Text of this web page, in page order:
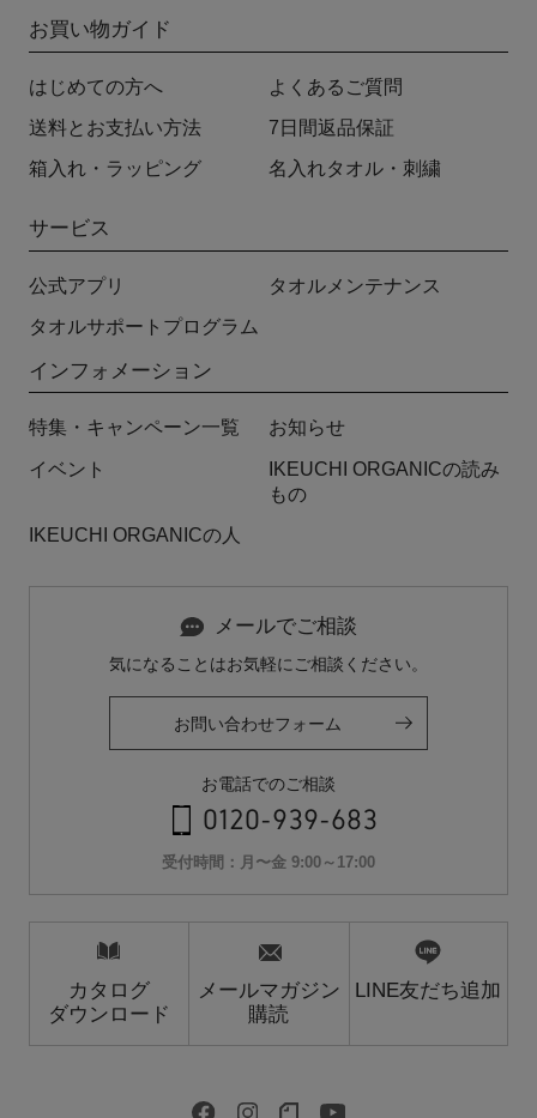
お買い物ガイド
はじめての方へ よくあるご質問
送料とお支払い方法 7日間返品保証
箱入れ・ラッピング 名入れタオル・刺繍
サービス
公式アプリ タオルメンテナンス
タオルサポートプログラム
インフォメーション
特集・キャンペーン一覧 お知らせ
イベント
IKEUCHI ORGANICの読み
もの
IKEUCHI ORGANICの人
メールでご相談
気になることはお気軽にご相談ください。
お問い合わせフォーム
お電話でのご相談
0120-939-683
受付時間：月〜金 9:00～17:00
カタログ
ダウンロード
メールマガジン
購読
LINE友だち追加